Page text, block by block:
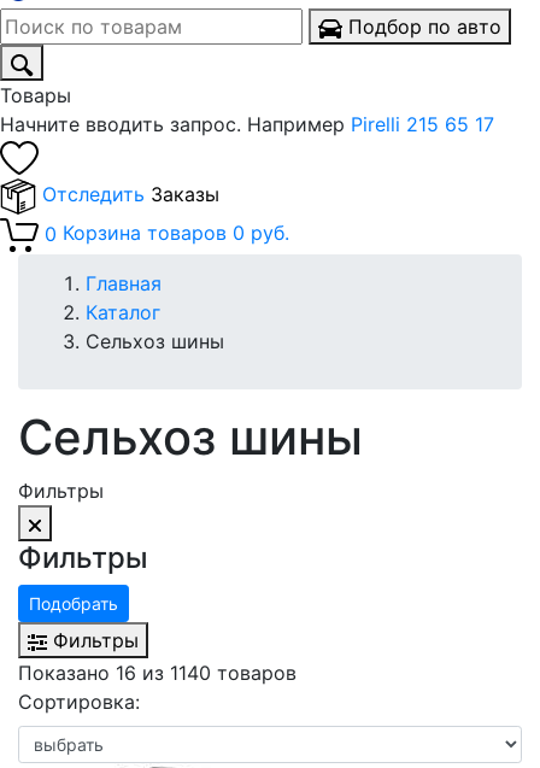
Подбор по авто
Товары
Начните вводить запрос. Например Pirelli 215 65 17
Отследить Заказы
0 Корзина товаров 0 руб.
Главная
Каталог
Сельхоз шины
Сельхоз шины
Фильтры
Фильтры
Подобрать
Фильтры
Показано 16 из 1140 товаров
Сортировка: